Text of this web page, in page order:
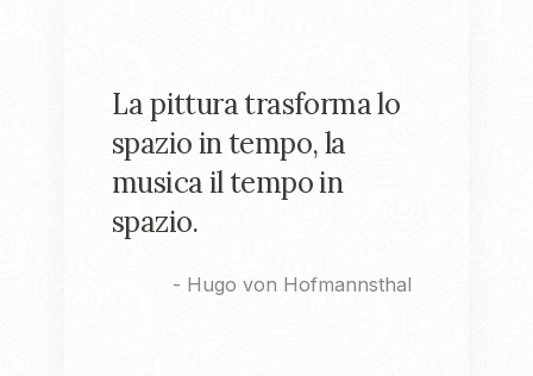
La pittura trasforma lo
spazio in tempo, la
musica il tempo in
spazio.
- Hugo von Hofmannsthal